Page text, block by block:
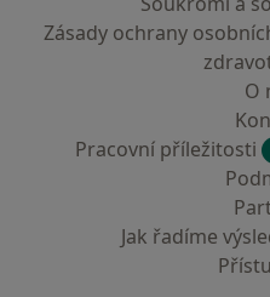
Zásady ochrany
O
Pracovní příležitosti
Jak řadíme